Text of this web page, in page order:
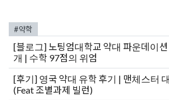
#약학
[블로그] 노팅엄대학교 약대 파운데이
개 | 수학 97점의 위엄
[후기] 영국 약대 유학 후기 | 맨체스터
(Feat 조별과제 빌런)